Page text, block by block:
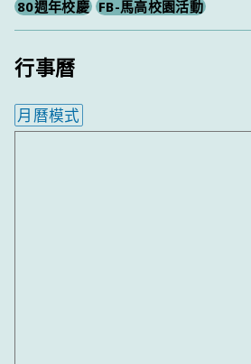
80週年校慶 FB-馬高校園活動
行事曆
月曆模式